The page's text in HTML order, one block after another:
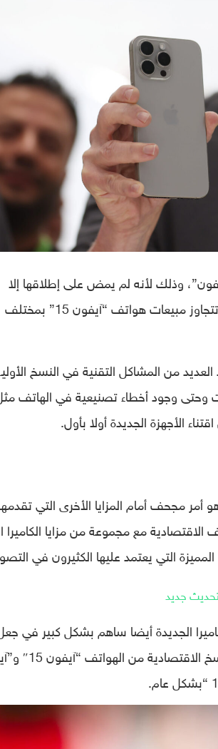
وذلك لأنه لم يمض على إطلاقها إلا
شهرين تقريبا في مختلف الأسواق العالمية، ولكن من المتوقع أن تتجاوز مبيعات هواتف “آيفون 15” بمختلف
هواتف “آيفون 15” جاء رغم وجود العديد من المشاكل التقنية في النسخ
وحتى وجود أخطاء تصنيعية في الهاتف
الأجهزة الجديدة أولا بأول.
فقط هو أمر مجحف أمام المزايا الأخرى التي
مع مجموعة من مزايا الكاميرا
التي يعتمد عليها الكثيرون في
جديد
الجديدة أيضا ساهم بشكل كبير في
الهاتف محبوبا من المستخدمين وجعل الكثيرين يتجهون